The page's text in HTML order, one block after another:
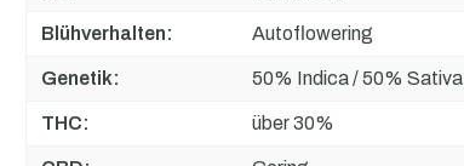
Blühverhalten: Autoflowering
Genetik: 50% Indica / 50% Sativa
THC: über 30%